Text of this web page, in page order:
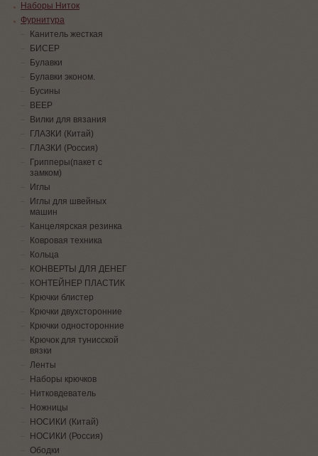
Наборы Ниток
Фурнитура
Канитель жесткая
БИСЕР
Булавки
Булавки эконом.
Бусины
ВЕЕР
Вилки для вязания
ГЛАЗКИ (Китай)
ГЛАЗКИ (Россия)
Грипперы(пакет с
замком)
Иглы
Иглы для швейных
машин
Канцелярская резинка
Ковровая техника
Кольца
КОНВЕРТЫ ДЛЯ ДЕНЕГ
КОНТЕЙНЕР ПЛАСТИК
Крючки блистер
Крючки двухсторонние
Крючки односторонние
Крючок для тунисской
вязки
Ленты
Наборы крючков
Нитковдеватель
Ножницы
НОСИКИ (Китай)
НОСИКИ (Россия)
Ободки